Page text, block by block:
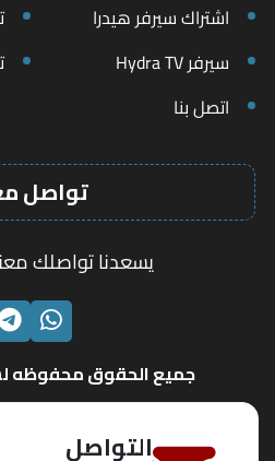
اشتراك سيرفر هيدرا
سيرفر Hydra TV
اتصل بنا
تواصل
يسعدنا تواصلك
جميع الحقوق محفوظه
التواصل